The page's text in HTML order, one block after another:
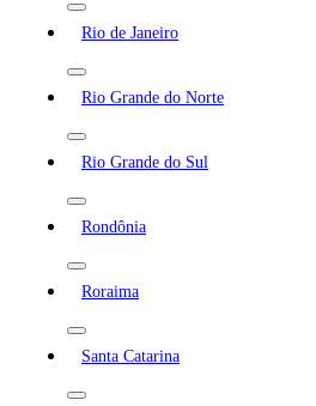
Rio de Janeiro
Rio Grande do Norte
Rio Grande do Sul
Rondônia
Roraima
Santa Catarina